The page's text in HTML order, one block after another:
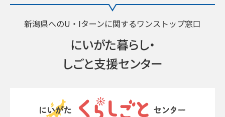
新潟県へのU・Iターンに関するワンストップ窓口
にいがた暮らし・
しごと支援センター